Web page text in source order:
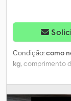
Condição:como
kg, comprimento
Ano de fabrico:
disponíveis para